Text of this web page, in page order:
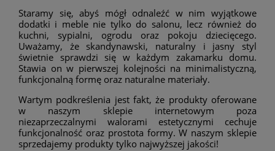
Staramy się, abyś mógł odnaleźć w nim wyjątkowe
dodatki i meble nie tylko do salonu, lecz również do
kuchni, sypialni, ogrodu oraz pokoju dziecięcego.
Uważamy, że skandynawski, naturalny i jasny styl
świetnie sprawdzi się w każdym zakamarku domu.
Stawia on w pierwszej kolejności na minimalistyczną,
funkcjonalną formę oraz naturalne materiały.
Wartym podkreślenia jest fakt, że produkty oferowane
w naszym sklepie internetowym poza
niezaprzeczalnymi walorami estetycznymi cechuje
funkcjonalność oraz prostota formy. W naszym sklepie
sprzedajemy produkty tylko najwyższej jakości!